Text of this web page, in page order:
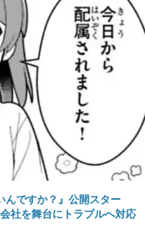
んですか？』公開スター
社を舞台にトラブルへ対応